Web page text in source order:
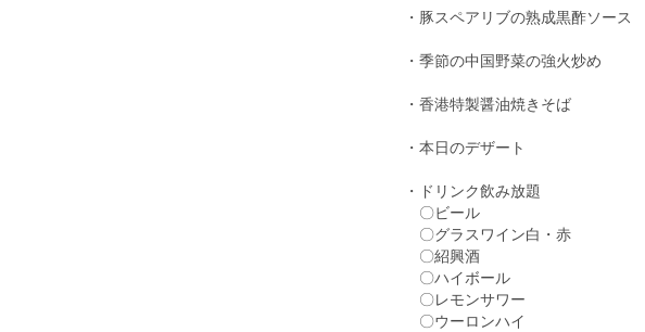
・豚スペアリブの熟成黒酢ソース
・季節の中国野菜の強火炒め
・香港特製醤油焼きそば
・本日のデザート
・ドリンク飲み放題
〇ビール
〇グラスワイン白・赤
〇紹興酒
〇ハイボール
〇レモンサワー
〇ウーロンハイ